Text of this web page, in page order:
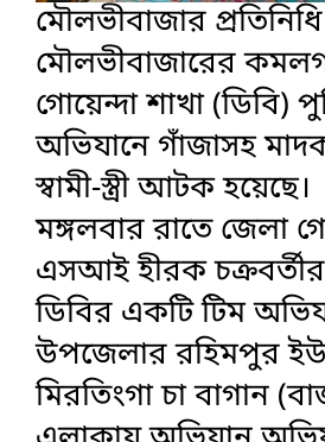
মৌলভীবাজার প্রতিনিধি
মৌলভীবাজারের
গোয়েন্দা শাখা (ডিবি)
অভিযানে গাঁজাসহ
স্বামী-স্ত্রী আটক হয়েছে।
মঙ্গলবার রাতে জেলা
এসআই হীরক চক্রবর্তীর
ডিবির একটি টিম
উপজেলার রহিমপুর
মিরতিংগা চা বাগান